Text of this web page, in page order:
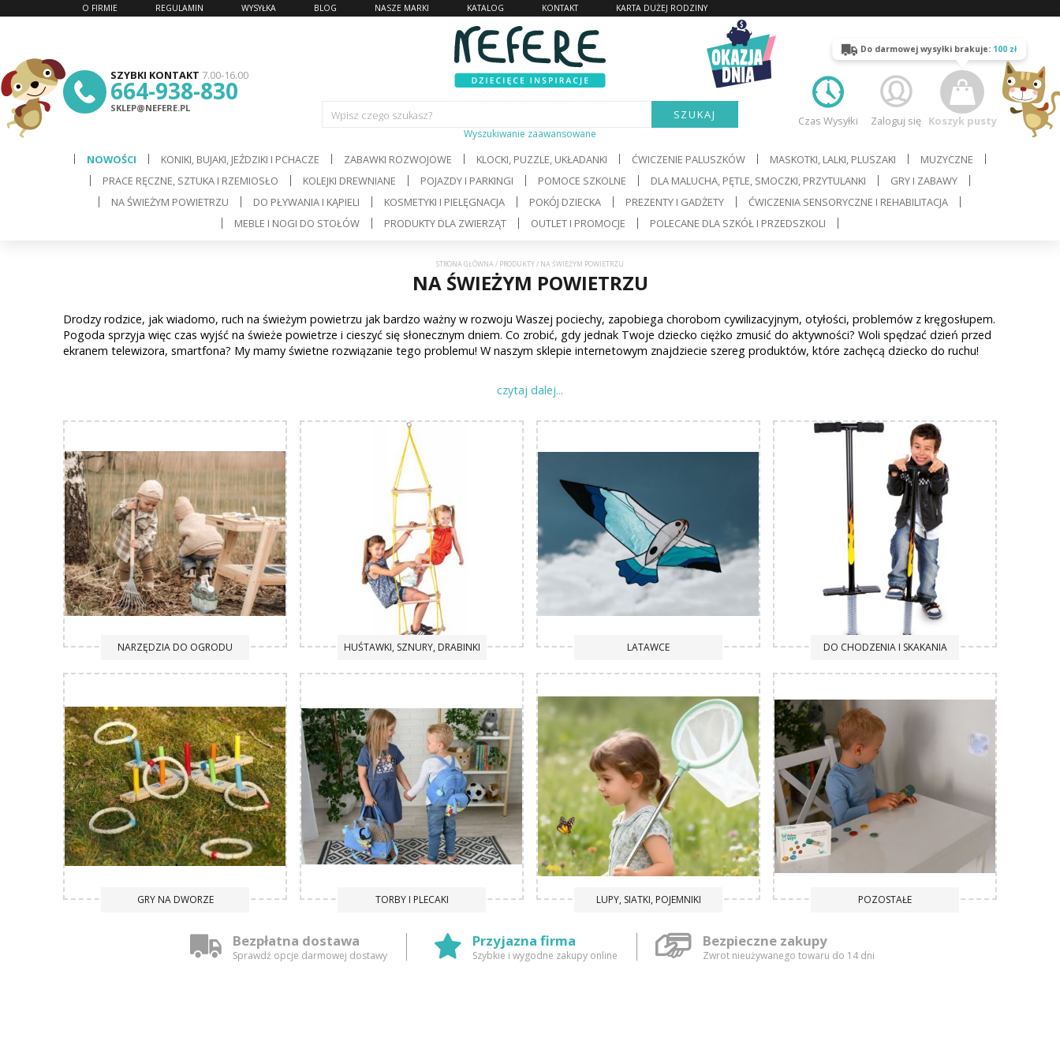
SZYBKI KONTAKT 7.00-16.00
664-938-830
SKLEP@NEFERE.PL
Zaloguj się
Do darmowej wysyłki brakuje: 100 zł
Koszyk pusty
Czas Wysyłki
Wpisz czego szukasz?
Marka: Kategoria:
Wiek
dziecka:
Płeć dziecka:
SZUKAJ
Wyszukiwanie zaawansowane
O FIRMIE REGULAMIN WYSYŁKA BLOG NASZE MARKI KATALOG KONTAKT KARTA DUŻEJ RODZINY
NOWOŚCI KONIKI, BUJAKI, JEŹDZIKI I PCHACZE ZABAWKI ROZWOJOWE KLOCKI, PUZZLE, UKŁADANKI ĆWICZENIE PALUSZKÓW MASKOTKI, LALKI, PLUSZAKI
MUZYCZNE
PRACE RĘCZNE, SZTUKA I RZEMIOSŁO
KOLEJKI DREWNIANE POJAZDY I PARKINGI POMOCE SZKOLNE DLA MALUCHA, PĘTLE, SMOCZKI, PRZYTULANKI
GRY I ZABAWY
NA ŚWIEŻYM POWIETRZU
DO PŁYWANIA I KĄPIELI KOSMETYKI I PIELĘGNACJA POKÓJ DZIECKA PREZENTY I GADŻETY
ĆWICZENIA SENSORYCZNE I REHABILITACJA
MEBLE I NOGI DO STOŁÓW
PRODUKTY DLA ZWIERZĄT OUTLET I PROMOCJE POLECANE DLA SZKÓŁ I PRZEDSZKOLI
STRONA GŁÓWNA/ PRODUKTY/ NA ŚWIEŻYM POWIETRZU
NA ŚWIEŻYM POWIETRZU
Drodzy rodzice, jak wiadomo, ruch na świeżym powietrzu jak bardzo ważny w rozwoju Waszej pociechy, zapobiega chorobom cywilizacyjnym, otyłości, problemów z kręgosłupem.
Pogoda sprzyja więc czas wyjść na świeże powietrze i cieszyć się słonecznym dniem. Co zrobić, gdy jednak Twoje dziecko ciężko zmusić do aktywności? Woli spędzać dzień przed
ekranem telewizora, smartfona? My mamy świetne rozwiązanie tego problemu! W naszym sklepie internetowym znajdziecie szereg produktów, które zachęcą dziecko do ruchu!
Gra zręcznościowa Hoopla, gra w kręgle, kendema, krykiet, rzutki do tarczy, kolorowe skakanki, ptaszki do pchania, jeździki, te i wiele innych zabawek znajdujących się w tej
kategorii dostarczą Twojemu dziecku rozrywkę, ale również poprawią koordynację ruchową, zręczność. Dziecko może bawić się nimi samodzielnie, bądź z przyjaciółmi i rodziną.
Wychodząc do ogrodu koniecznie zabierzcie ze sobą narzędzia ogrodowe. Dzięki nim dziecko będzie mogło Wam pomagać w codziennych obowiązkach. Jest to świetna okazja do
spędzenia razem czasu, a także zabawy w ogrodzie są pretekstem do nauki o zmieniających się porach roku, nauką o roślinach i ich pięlęgnacji. Wiele radości sprawi dzieciom,
wyhodowanie własnej roślinki, warzyw, owoców. Będą czuły się dumne i z chęcią zjedzą potrawy z nich przygotowane.
Nie zapomnijcie również zabrać ze sobą drewnianą lupę i zacznijcie obserwować owady. Przyda Wam się też pojemnik na ich zbieranie. Nasze zabawki urozmaicą każdy spacer.
Coś mocno wieje? Zapnijcie mocno kaptur i puszczajcie latawce! Rekin, mewa, smok, będą pięknie prezentować się na tle nieba i na pewno wzbudzą sensację. Zabawa nimi to
świetna rozrywka!
NARZĘDZIA DO OGRODU HUŚTAWKI, SZNURY, DRABINKI LATAWCE DO CHODZENIA I SKAKANIA
GRY NA DWORZE TORBY I PLECAKI LUPY, SIATKI, POJEMNIKI POZOSTAŁE
Bezpłatna dostawa
Sprawdź opcje darmowej dostawy
Przyjazna firma
Szybkie i wygodne zakupy online
Bezpieczne zakupy
Zwrot nieużywanego towaru do 14 dni